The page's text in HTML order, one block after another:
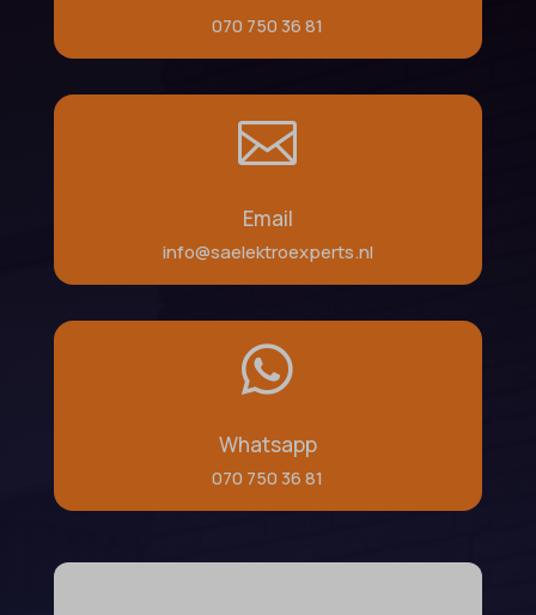
070 750 36 81

Email
info@saelektroexperts.nl

Whatsapp
070 750 36 81